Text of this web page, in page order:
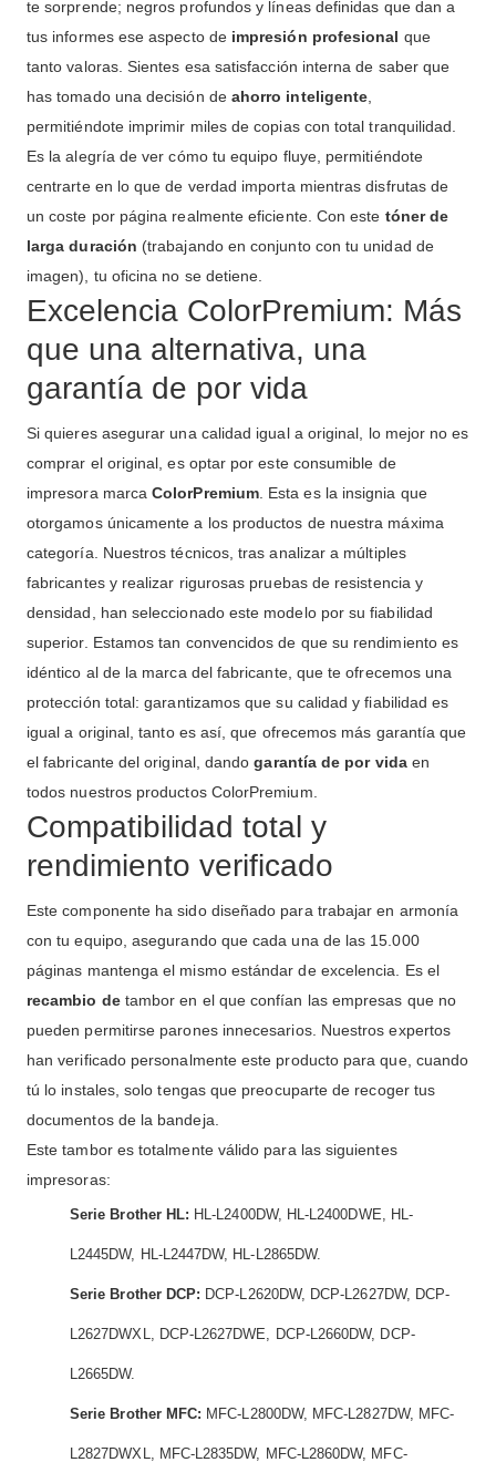
te sorprende; negros profundos y líneas definidas que dan a
tus informes ese aspecto de impresión profesional que
tanto valoras. Sientes esa satisfacción interna de saber que
has tomado una decisión de ahorro inteligente,
permitiéndote imprimir miles de copias con total tranquilidad.
Es la alegría de ver cómo tu equipo fluye, permitiéndote
centrarte en lo que de verdad importa mientras disfrutas de
un coste por página realmente eficiente. Con este tóner de
larga duración (trabajando en conjunto con tu unidad de
imagen), tu oficina no se detiene.
Excelencia ColorPremium: Más
que una alternativa, una
garantía de por vida
Si quieres asegurar una calidad igual a original, lo mejor no es
comprar el original, es optar por este consumible de
impresora marcaColorPremium. Esta es la insignia que
otorgamos únicamente a los productos de nuestra máxima
categoría. Nuestros técnicos, tras analizar a múltiples
fabricantes y realizar rigurosas pruebas de resistencia y
densidad, han seleccionado este modelo por su fiabilidad
superior. Estamos tan convencidos de que su rendimiento es
idéntico al de la marca del fabricante, que te ofrecemos una
protección total: garantizamos que su calidad y fiabilidad es
igual a original, tanto es así, que ofrecemos más garantía que
el fabricante del original, dandogarantía de por vidaen
todos nuestros productos ColorPremium.
Compatibilidad total y
rendimiento verificado
Este componente ha sido diseñado para trabajar en armonía
con tu equipo, asegurando que cada una de las 15.000
páginas mantenga el mismo estándar de excelencia. Es el
recambio de tambor en el que confían las empresas que no
pueden permitirse parones innecesarios. Nuestros expertos
han verificado personalmente este producto para que, cuando
tú lo instales, solo tengas que preocuparte de recoger tus
documentos de la bandeja.
Este tambor es totalmente válido para las siguientes
impresoras:
Serie Brother HL: HL-L2400DW, HL-L2400DWE, HL-
L2445DW, HL-L2447DW, HL-L2865DW.
Serie Brother DCP: DCP-L2620DW, DCP-L2627DW, DCP-
L2627DWXL, DCP-L2627DWE, DCP-L2660DW, DCP-
L2665DW.
Serie Brother MFC: MFC-L2800DW, MFC-L2827DW, MFC-
L2827DWXL, MFC-L2835DW, MFC-L2860DW, MFC-